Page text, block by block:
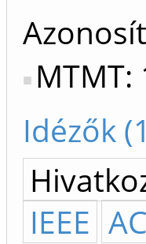
MTMT:
Idézők
IEEE